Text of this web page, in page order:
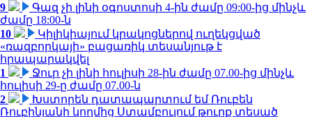
9
Գազ չի լինի օգոստոսի 4-ին ժամը 09:00-ից մինչև
ժամը 18:00-ն
10
Կիլիկիայում կրակոցներով ուղեկցված
«ռազբորկայի» բացառիկ տեսանյութ է
հրապարակվել
1
Ջուր չի լինի հուլիսի 28-ին ժամը 07.00-ից մինչև
հուլիսի 29-ը ժամը 07.00-ն
2
Խստորեն դատապարտում եմ Ռուբեն
Ռուբինյանի կողմից Ստամբուլում թուրք տեսած